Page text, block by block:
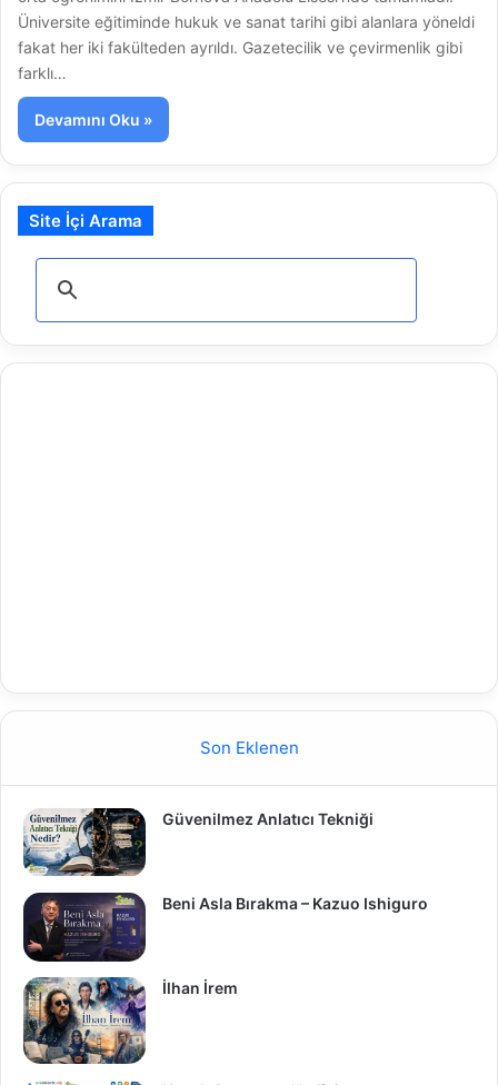
Üniversite eğitiminde hukuk ve sanat tarihi gibi alanlara yöneldi
fakat her iki fakülteden ayrıldı. Gazetecilik ve çevirmenlik gibi
farklı…
Devamını Oku »
Site İçi Arama
Son Eklenen
Güvenilmez Anlatıcı Tekniği
Beni Asla Bırakma – Kazuo Ishiguro
İlhan İrem